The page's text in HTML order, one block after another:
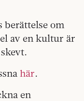
berättelse om
av en kultur är
här.
en